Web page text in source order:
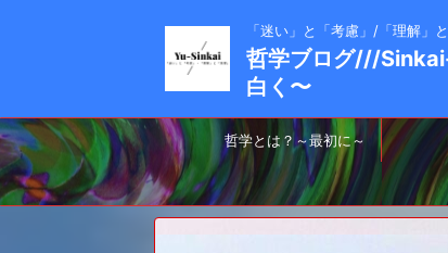
「迷い」と「考慮」/「理解」
哲学ブログ///
白く〜
哲学とは？～最初に～